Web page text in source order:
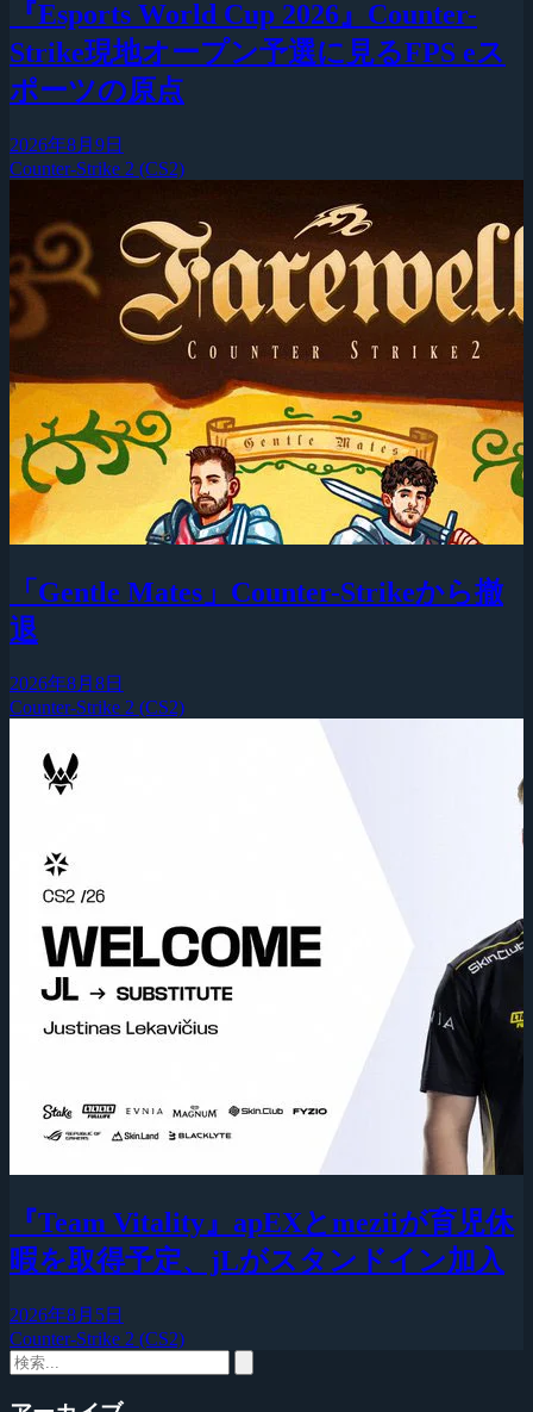
『Esports World Cup 2026』Counter-
Strike現地オープン予選に見るFPS eス
ポーツの原点
2026年8月9日
Counter-Strike 2 (CS2)
「Gentle Mates」Counter-Strikeから撤
退
2026年8月8日
Counter-Strike 2 (CS2)
『Team Vitality』apEXとmeziiが育児休
暇を取得予定、jLがスタンドイン加入
2026年8月5日
Counter-Strike 2 (CS2)